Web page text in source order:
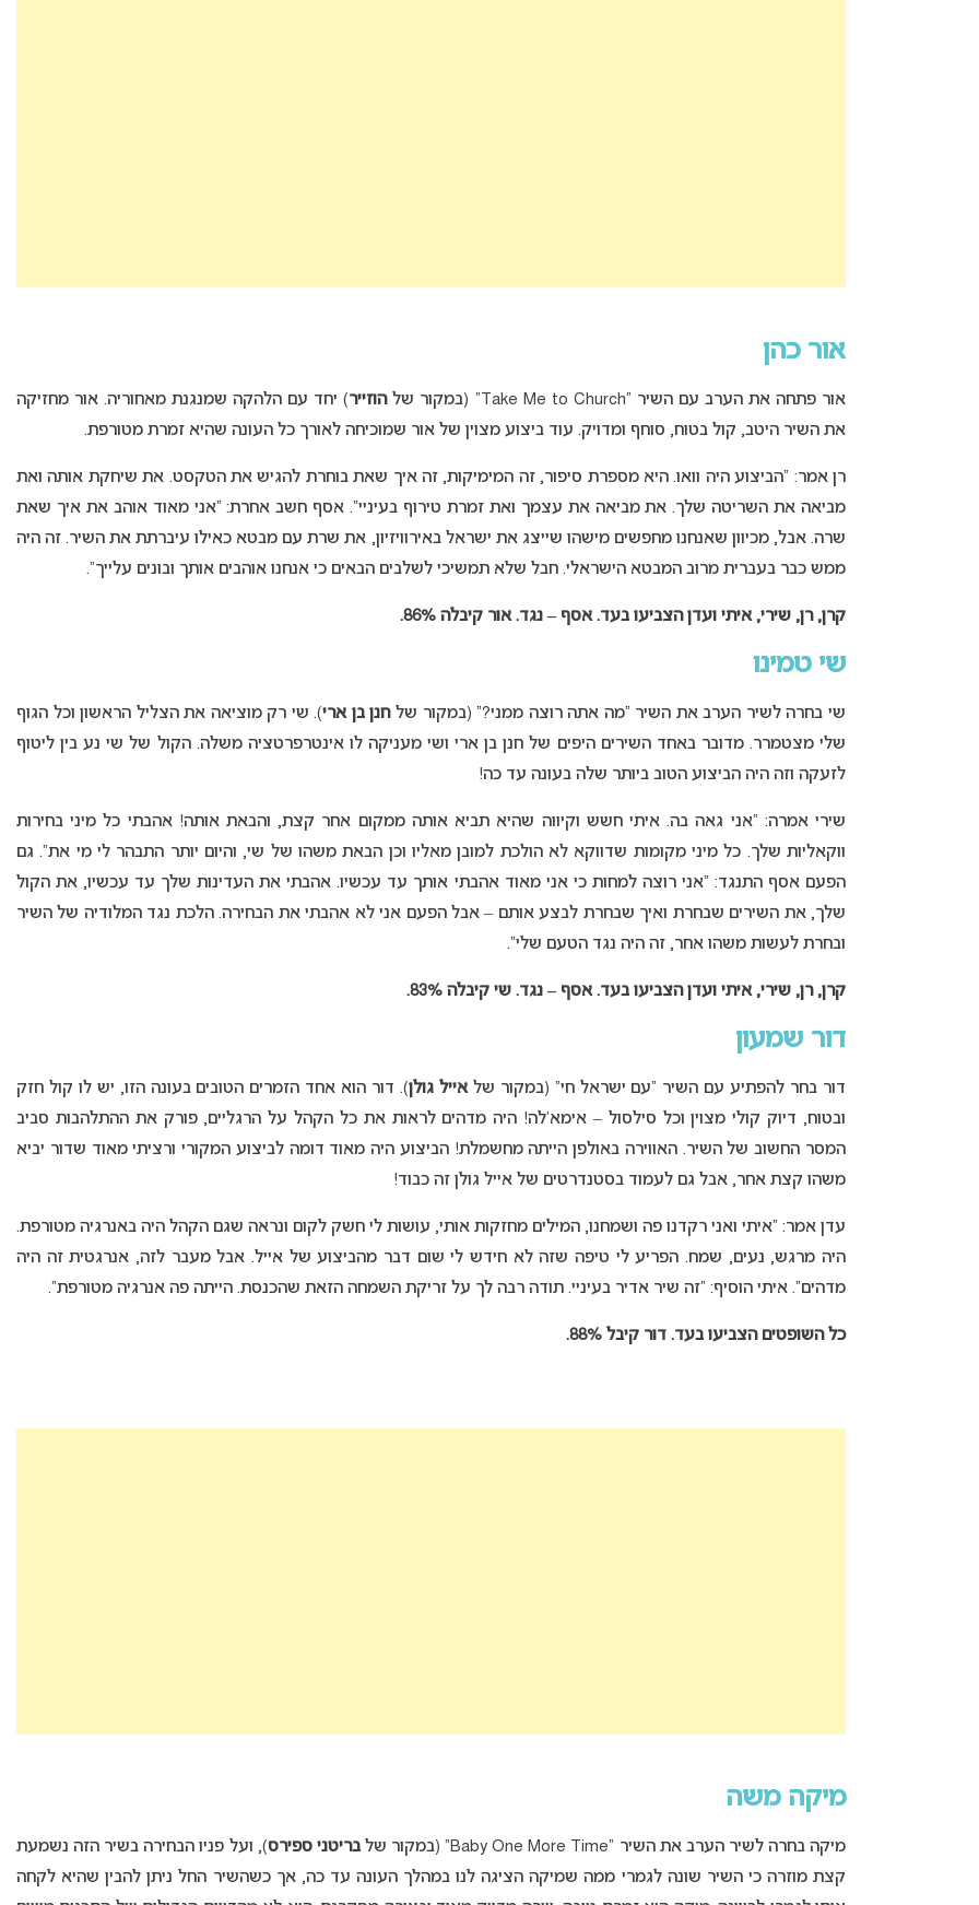
אור כהן
אור פתחה את הערב עם השיר “Take Me to Church” (במקור של הוזייר) יחד עם הלהקה שמנגנת מאחוריה. אור מחזיקה
את השיר היטב, קול בטוח, סוחף ומדויק. עוד ביצוע מצוין של אור שמוכיחה לאורך כל העונה שהיא זמרת מטורפת.
רן אמר: “הביצוע היה וואו. היא מספרת סיפור, זה המימיקות, זה איך שאת בוחרת להגיש את הטקסט. את שיחקת אותה ואת
מביאה את השריטה שלך. את מביאה את עצמך ואת זמרת טירוף בעיניי”. אסף חשב אחרת: “אני מאוד אוהב את איך שאת
שרה. אבל, מכיוון שאנחנו מחפשים מישהו שייצג את ישראל באירוויזיון, את שרת עם מבטא כאילו עיברתת את השיר. זה היה
ממש כבר בעברית מרוב המבטא הישראלי. חבל שלא תמשיכי לשלבים הבאים כי אנחנו אוהבים אותך ובונים עלייך”.
קרן, רן, שירי, איתי ועדן הצביעו בעד. אסף – נגד. אור קיבלה 86%.
שי טמינו
שי בחרה לשיר הערב את השיר “מה אתה רוצה ממני?” (במקור שלחנן בן ארי). שי רק מוציאה את הצליל הראשון וכל הגוף
שלי מצטמרר. מדובר באחד השירים היפים של חנן בן ארי ושי מעניקה לו אינטרפרטציה משלה. הקול של שי נע בין ליטוף
לזעקה וזה היה הביצוע הטוב ביותר שלה בעונה עד כה!
שירי אמרה: “אני גאה בה. איתי חשש וקיווה שהיא תביא אותה ממקום אחר קצת, והבאת אותה! אהבתי כל מיני בחירות
ווקאליות שלך. כל מיני מקומות שדווקא לא הולכת למובן מאליו וכן הבאת משהו של שי, והיום יותר התבהר לי מי את”. גם
הפעם אסף התנגד: “אני רוצה למחות כי אני מאוד אהבתי אותך עד עכשיו. אהבתי את העדינות שלך עד עכשיו, את הקול
שלך, את השירים שבחרת ואיך שבחרת לבצע אותם – אבל הפעם אני לא אהבתי את הבחירה. הלכת נגד המלודיה של השיר
ובחרת לעשות משהו אחר, זה היה נגד הטעם שלי”.
קרן, רן, שירי, איתי ועדן הצביעו בעד. אסף – נגד. שי קיבלה 83%.
דור שמעון
דור בחר להפתיע עם השיר “עם ישראל חי” (במקור שלאייל גולן). דור הוא אחד הזמרים הטובים בעונה הזו, יש לו קול חזק
ובטוח, דיוק קולי מצוין וכל סילסול – אימא’לה! היה מדהים לראות את כל הקהל על הרגליים, פורק את ההתלהבות סביב
המסר החשוב של השיר. האווירה באולפן הייתה מחשמלת! הביצוע היה מאוד דומה לביצוע המקורי ורציתי מאוד שדור יביא
משהו קצת אחר, אבל גם לעמוד בסטנדרטים של אייל גולן זה כבוד!
עדן אמר: “איתי ואני רקדנו פה ושמחנו, המילים מחזקות אותי, עושות לי חשק לקום ונראה שגם הקהל היה באנרגיה מטורפת.
היה מרגש, נעים, שמח. הפריע לי טיפה שזה לא חידש לי שום דבר מהביצוע של אייל. אבל מעבר לזה, אנרגטית זה היה
מדהים”. איתי הוסיף: “זה שיר אדיר בעיניי. תודה רבה לך על זריקת השמחה הזאת שהכנסת. הייתה פה אנרגיה מטורפת”.
כל השופטים הצביעו בעד. דור קיבל 88%.
מיקה משה
מיקה בחרה לשיר הערב את השיר “Baby One More Time” (במקור של בריטני ספירס), ועל פניו הבחירה בשיר הזה נשמעת
קצת מוזרה כי השיר שונה לגמרי ממה שמיקה הציגה לנו במהלך העונה עד כה, אך כשהשיר החל ניתן להבין שהיא לקחה